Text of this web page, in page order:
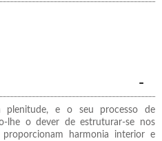
e o seu processo de
lhe o dever de estruturar-se nos
harmonia interior e